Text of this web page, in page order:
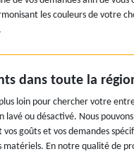
les couleurs de votre
dans toute la
loin pour chercher votre
ou désactivé. Nous
goûts et vos demandes
En notre qualité de